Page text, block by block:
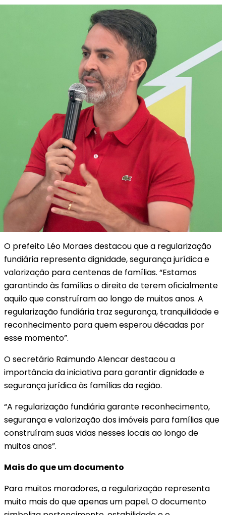
O prefeito Léo Moraes destacou que a regularização
fundiária representa dignidade, segurança jurídica e
valorização para centenas de famílias. “Estamos
garantindo às famílias o direito de terem oficialmente
aquilo que construíram ao longo de muitos anos. A
regularização fundiária traz segurança, tranquilidade e
reconhecimento para quem esperou décadas por
esse momento”.
O secretário Raimundo Alencar destacou a
importância da iniciativa para garantir dignidade e
segurança jurídica às famílias da região.
“A regularização fundiária garante reconhecimento,
segurança e valorização dos imóveis para famílias que
construíram suas vidas nesses locais ao longo de
muitos anos”.
Mais do que um documento
Para muitos moradores, a regularização representa
muito mais do que apenas um papel. O documento